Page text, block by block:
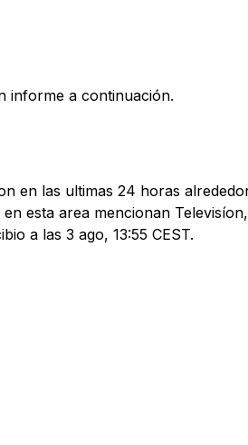
informe a continuación.
en las ultimas 24 horas
esta area mencionan
a las 3 ago, 13:55 CEST.